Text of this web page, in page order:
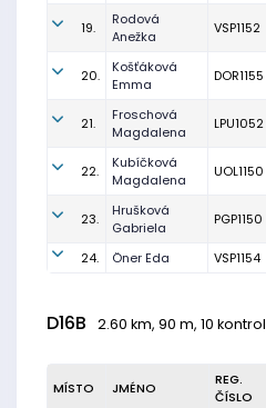
19.
Rodová
Anežka
VSP1152
20.
Košťáková
Emma
DOR1155
21.
Froschová
Magdalena
LPU1052
22.
Kubíčková
Magdalena
UOL1150
23.
Hrušková
Gabriela
PGP1150
24. Öner Eda VSP1154
D16B 2.60 km, 90 m, 10 kontrol
MÍSTO JMÉNO
REG.
ČÍSLO